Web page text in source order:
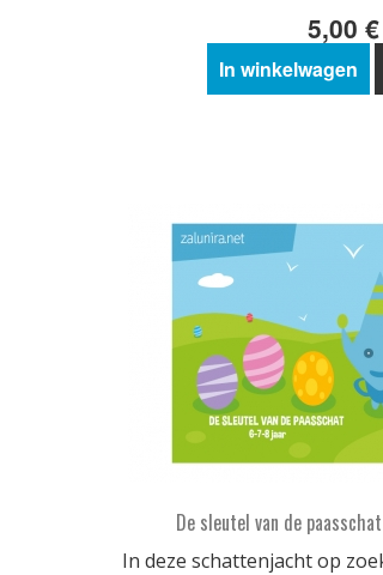
5,00 €
In winkelwagen
De sleutel van de
In deze schattenjacht op